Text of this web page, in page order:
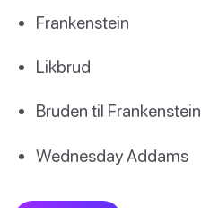
Frankenstein
Likbrud
Bruden til Frankenstein
Wednesday Addams